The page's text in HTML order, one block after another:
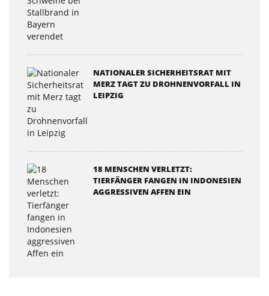
NATIONALER SICHERHEITSRAT MIT
MERZ TAGT ZU DROHNENVORFALL IN
LEIPZIG
18 MENSCHEN VERLETZT:
TIERFÄNGER FANGEN IN INDONESIEN
AGGRESSIVEN AFFEN EIN